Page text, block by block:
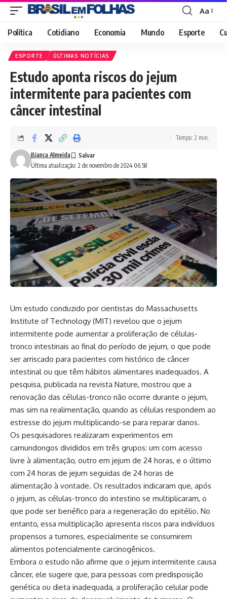
Font
Resizer
Aa
Política Cotidiano Economia Mundo Esporte
ESPORTE ÚLTIMAS NOTÍCIAS
Estudo aponta riscos do jejum
intermitente para pacientes com
câncer intestinal
Última atualização: 2 de novembro de 2024 06:58
Bianca Almeida
Tempo: 2 min.
Um estudo conduzido por cientistas do Massachusetts
Institute of Technology (MIT) revelou que o jejum
intermitente pode aumentar a proliferação de células-
tronco intestinais ao final do período de jejum, o que pode
ser arriscado para pacientes com histórico de câncer
intestinal ou que têm hábitos alimentares inadequados. A
pesquisa, publicada na revista Nature, mostrou que a
renovação das células-tronco não ocorre durante o jejum,
mas sim na realimentação, quando as células respondem ao
estresse do jejum multiplicando-se para reparar danos.
Os pesquisadores realizaram experimentos em
camundongos divididos em três grupos: um com acesso
livre à alimentação, outro em jejum de 24 horas, e o último
com 24 horas de jejum seguidas de 24 horas de
alimentação à vontade. Os resultados indicaram que, após
o jejum, as células-tronco do intestino se multiplicaram, o
que pode ser benéfico para a regeneração do epitélio. No
entanto, essa multiplicação apresenta riscos para indivíduos
propensos a tumores, especialmente se consumirem
alimentos potencialmente carcinogênicos.
Embora o estudo não afirme que o jejum intermitente causa
câncer, ele sugere que, para pessoas com predisposição
genética ou dieta inadequada, a proliferação celular pode